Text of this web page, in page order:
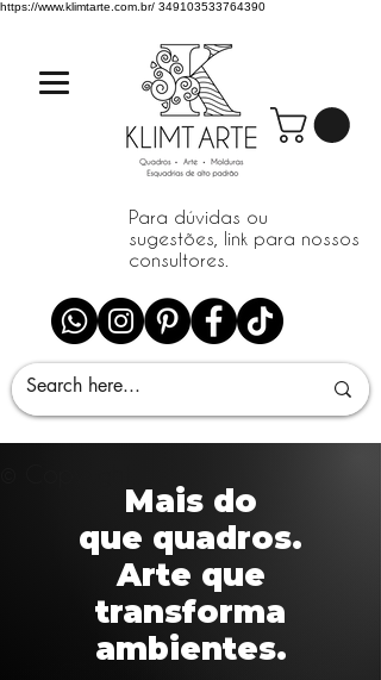
https://www.klimtarte.com.br/ 349103533764390
Para dúvidas ou
sugestões, link para nossos
consultores.
Mais do
que quadros.
Arte que
transforma
ambientes.